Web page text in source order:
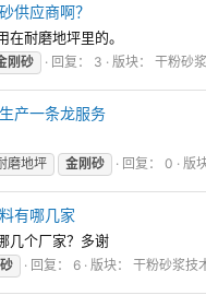
供应商啊？
在耐磨地坪里的。
刚砂 回复： 3 版块： 干粉砂
产一条龙服务
磨地坪 金刚砂 回复： 0 版
有哪几家
几个厂家？多谢
回复： 6 版块： 干粉砂浆技